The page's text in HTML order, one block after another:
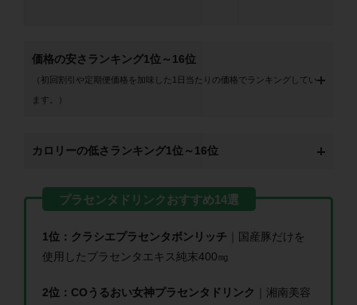
価格の安さランキング1位～16位
（初回割引や定期便価格を加味した1日当たりの価格でランキングしてい
ます。）
カロリーの低さランキング1位～16位
1位：クラシエプラセンタボンリッチ ｜国産豚だけを
使用したプラセンタエキス純末400㎎
2位：COうるおい女神プラセンタドリンク
｜湘南美容